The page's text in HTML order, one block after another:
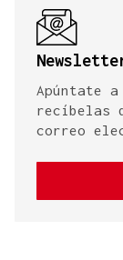
Apúntate
recíbelas
correo